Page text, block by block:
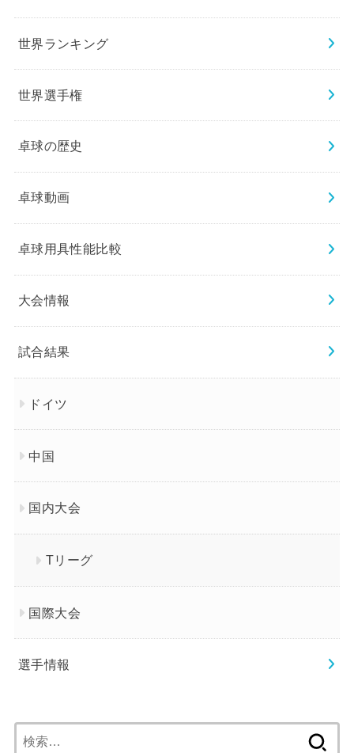
世界ランキング
世界選手権
卓球の歴史
卓球動画
卓球用具性能比較
大会情報
試合結果
ドイツ
中国
国内大会
Tリーグ
国際大会
選手情報